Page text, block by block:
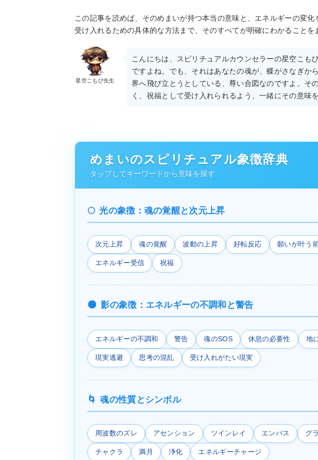
この記事を読めば、そのめまいが持つ本当の意味と、エネルギーの変
受け入れるための具体的な方法まで、そのすべてが明確にわかることを
星空こもぴ先生
こんにちは、スピリチュアルカウンセラーの星空こも
ですよね。でも、それはあなたの魂が、蝶がさなぎか
界へ飛び立とうとしている、尊い合図なのですよ。そ
く、祝福として受け入れられるよう、一緒にその意味
めまいのスピリチュアル象徴辞典
タップしてキーワードから意味を探す
光の象徴：魂の覚醒と次元上昇
次元上昇 魂の覚醒 波動の上昇 好転反応 願いが叶う
エネルギー受信 祝福
影の象徴：エネルギーの不調和と警告
エネルギーの不調和 警告 魂のSOS 休息の必要性 地
現実逃避 思考の混乱 受け入れがたい現実
魂の性質とシンボル
周波数のズレ アセンション ツインレイ エンパス グ
チャクラ 満月 浄化 エネルギーチャージ